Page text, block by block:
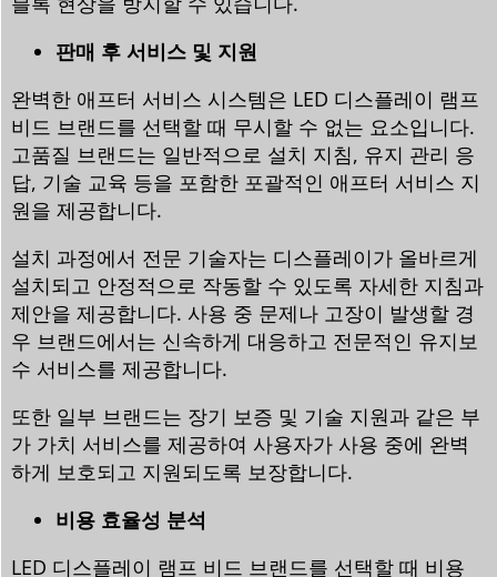
판매 후 서비스 및 지원
완벽한 애프터 서비스 시스템은 LED 디스플레이 램프
비드 브랜드를 선택할 때 무시할 수 없는 요소입니다.
고품질 브랜드는 일반적으로 설치 지침, 유지 관리 응
답, 기술 교육 등을 포함한 포괄적인 애프터 서비스 지
원을 제공합니다.
설치 과정에서 전문 기술자는 디스플레이가 올바르게
설치되고 안정적으로 작동할 수 있도록 자세한 지침과
제안을 제공합니다. 사용 중 문제나 고장이 발생할 경
우 브랜드에서는 신속하게 대응하고 전문적인 유지보
수 서비스를 제공합니다.
또한 일부 브랜드는 장기 보증 및 기술 지원과 같은 부
가 가치 서비스를 제공하여 사용자가 사용 중에 완벽
하게 보호되고 지원되도록 보장합니다.
비용 효율성 분석
LED 디스플레이 램프 비드 브랜드를 선택할 때 비용